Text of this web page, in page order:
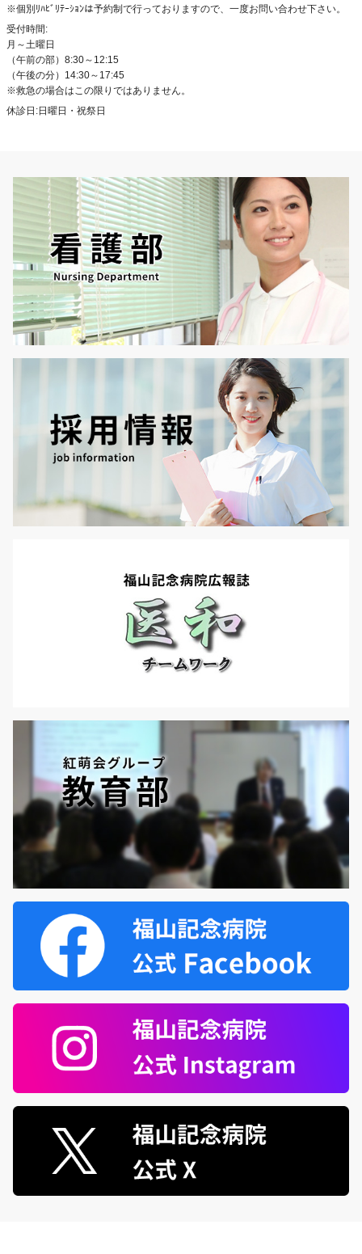
※個別ﾘﾊﾋﾞﾘﾃｰｼｮﾝは予約制で行っておりますので、一度お問い合わせ下さい。
受付時間:
月～土曜日
（午前の部）8:30～12:15
（午後の分）14:30～17:45
※救急の場合はこの限りではありません。
休診日:日曜日・祝祭日